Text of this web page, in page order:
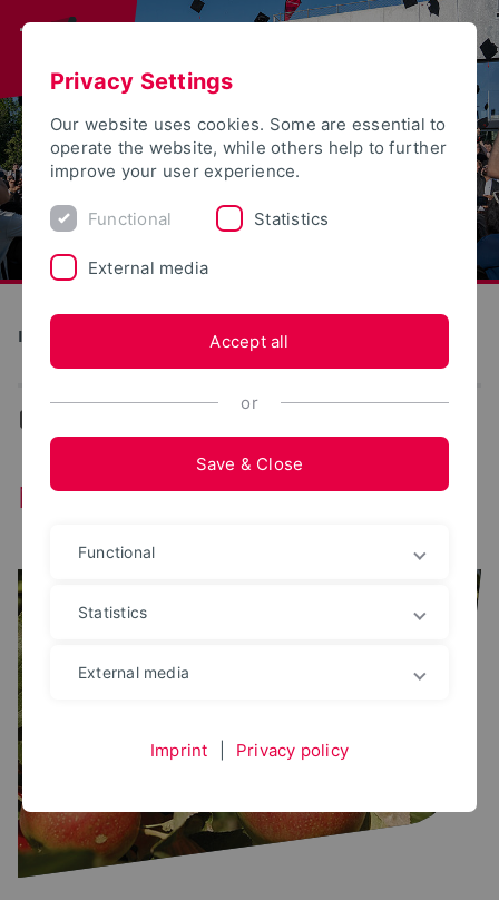
Institute for Life Science Technologies
News
Privacy Settings
Our website uses cookies. Some are essential to
operate the website, while others help to further
improve your user experience.
Functional Statistics
External media
Accept all
or
Save & Close
Functional
Statistics
External media
Imprint Privacy policy